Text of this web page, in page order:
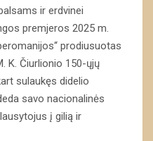
ir erdvinei
premjeros 2025 m.
prodiusuotas
K. Čiurlionio 150-ųjų
sulaukęs didelio
savo nacionalinės
į gilią ir